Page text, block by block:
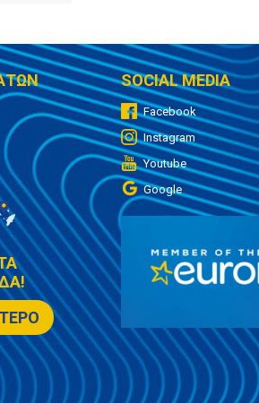
SOCIAL MEDIA
Facebook
Instagram
Youtube
Google